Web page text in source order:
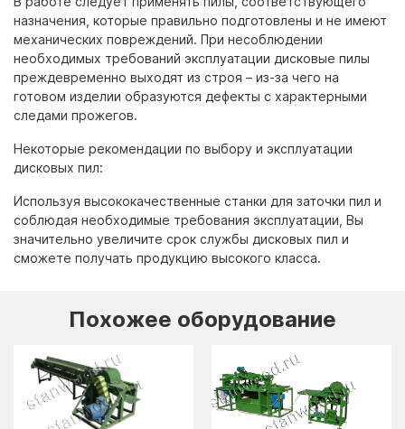
назначения, которые правильно подготовлены и не имеют
механических повреждений. При несоблюдении
необходимых требований эксплуатации дисковые пилы
преждевременно выходят из строя – из-за чего на
готовом изделии образуются дефекты с характерными
следами прожегов.
Некоторые рекомендации по выбору и эксплуатации
дисковых пил:
Используя высококачественные станки для заточки пил и
соблюдая необходимые требования эксплуатации, Вы
значительно увеличите срок службы дисковых пил и
сможете получать продукцию высокого класса.
Похожее оборудование